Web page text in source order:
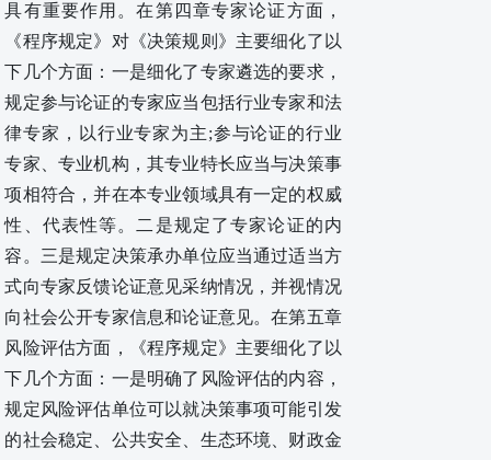
具有重要作用。在第四章专家论证方面，
《程序规定》对《决策规则》 主要细化了以
下几个方面：一是细化了专家遴选的要求，
规定参与论证的专家应当包括行业专家和法
律专家，以行业专家为主;参与论证的行业
专家、专业机构，其专业特长应当与决策事
项相符合，并在本专业领域具有一定的权威
性、代表性等。二是规定了专家论证的内
容。三是规定决策承办单位应当通过适当方
式向专家反馈论证意见采纳情况，并视情况
向社会公开专家信息和论证意见。在第五章
风险评估方面，
《程序规定》 主要细化了以
下几个方面：一是明确了风险评估的内容，
规定风险评估单位可以就决策事项可能引发
的社会稳定、公共安全、生态环境、财政金